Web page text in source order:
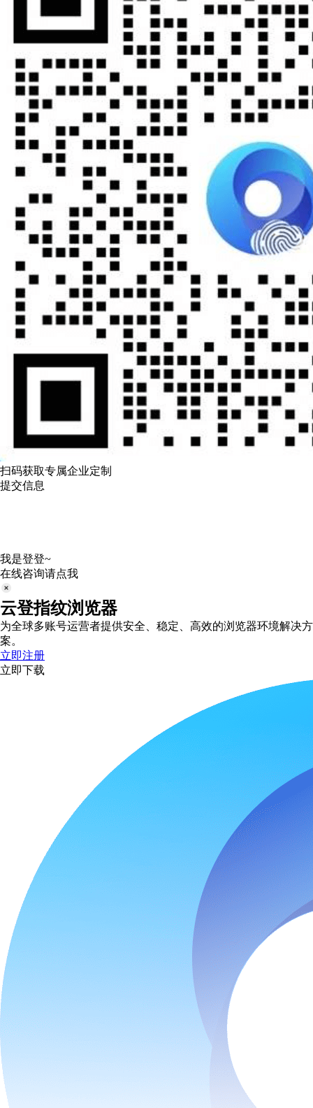
扫码获取专属企业定制
提交信息
我是登登~
在线咨询请点我
云登指纹浏览器
为全球多账号运营者提供安全、稳定、高效的浏览器环境解决方
案。
立即注册
立即下载